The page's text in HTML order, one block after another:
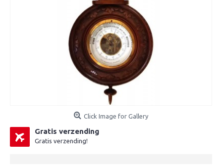
Click Image for Gallery
Gratis verzending
Gratis verzending!